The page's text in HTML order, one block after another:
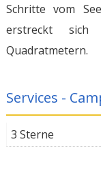
Schritte vom
erstreckt
Quadratmetern.
Services -
3 Sterne